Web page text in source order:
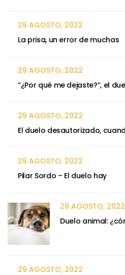
29 AGOSTO, 2022
La prisa, un error de muchas
29 AGOSTO, 2022
“¿Por qué me dejaste?”, el
29 AGOSTO, 2022
El duelo desautorizado,
29 AGOSTO, 2022
Pilar Sordo – El duelo hay
29 AGOSTO, 2022
Duelo animal:
29 AGOSTO, 2022